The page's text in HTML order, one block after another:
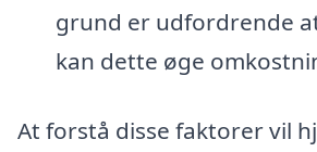
grund er udfordrende
kan dette øge
At forstå disse faktorer vil